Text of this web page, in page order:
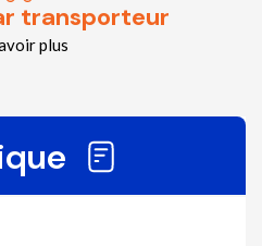
transporteur
plus